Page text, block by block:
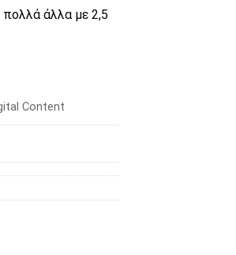
πολλά άλλα με 2,5
Content